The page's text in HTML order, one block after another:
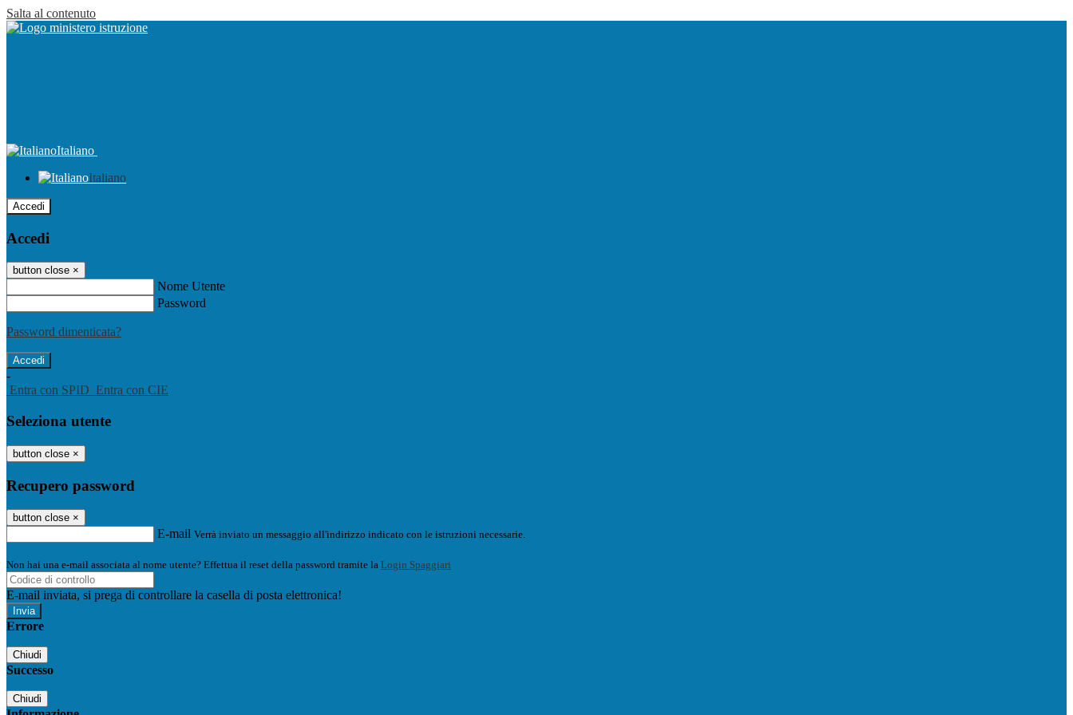
Salta al contenuto
Italiano
Italiano
Accedi
Accedi
button close ×
Nome Utente
Password
Password dimenticata?
-
Entra con SPID Entra con CIE
Seleziona utente
button close ×
Recupero password
button close ×
E-mail Verrà inviato un messaggio all'indirizzo indicato con le istruzioni necessarie.
Non hai una e-mail associata al nome utente? Effettua il reset della password tramite la Login Spaggiari
E-mail inviata, si prega di controllare la casella di posta elettronica!
Errore
Chiudi
Successo
Chiudi